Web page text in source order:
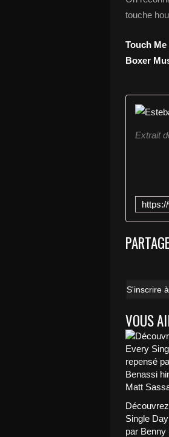
touche
Touch Me
Boxer
Extrait
S'inscrire
VOUS
Single
par Benny